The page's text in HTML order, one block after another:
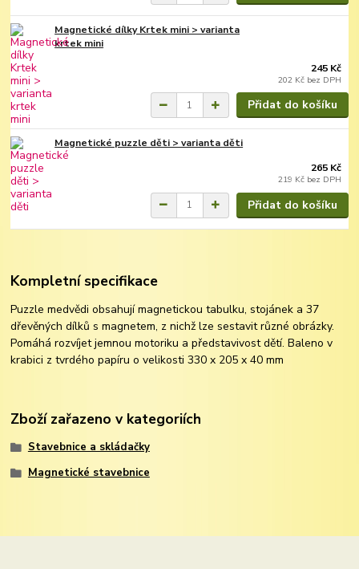
Magnetické dílky Krtek mini > varianta
krtek mini
245 Kč
202 Kč bez DPH
Přidat do košíku
Magnetické puzzle děti > varianta děti
265 Kč
219 Kč bez DPH
Přidat do košíku
Kompletní specifikace
Puzzle medvědi obsahují magnetickou tabulku, stojánek a 37
dřevěných dílků s magnetem, z nichž lze sestavit různé obrázky.
Pomáhá rozvíjet jemnou motoriku a představivost dětí. Baleno v
krabici z tvrdého papíru o velikosti 330 x 205 x 40 mm
Zboží zařazeno v kategoriích
Stavebnice a skládačky
Magnetické stavebnice